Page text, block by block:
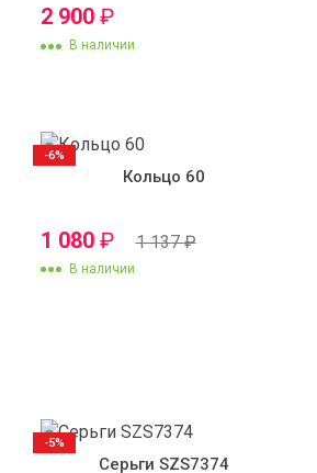
2 900 ₽
В наличии
Кольцо 60
1 080 ₽ 1 137₽
В наличии
-6%
Серьги SZS7374
-5%